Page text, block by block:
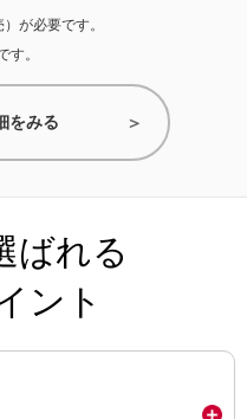
が必要です。
す。
をみる
ばれる
ント